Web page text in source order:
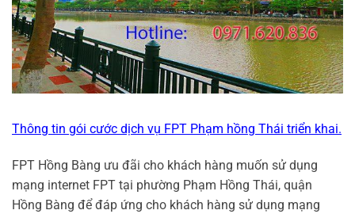
Thông tin gói cước dịch vụ FPT Phạm hồng Thái triển khai.
FPT Hồng Bàng ưu đãi cho khách hàng muốn sử dụng
mạng internet FPT tại phường Phạm Hồng Thái, quận
Hồng Bàng để đáp ứng cho khách hàng sử dụng mạng